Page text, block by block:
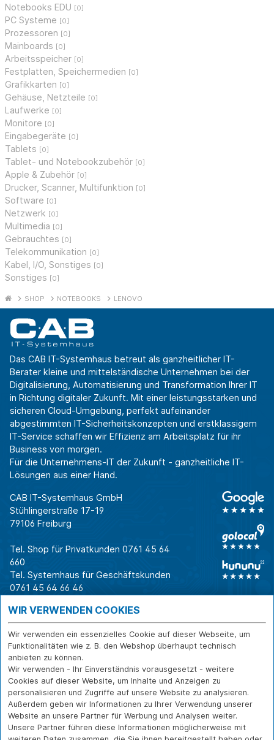
Notebooks EDU [0]
PC Systeme [0]
Prozessoren [0]
Mainboards [0]
Arbeitsspeicher [0]
Festplatten, Speichermedien [0]
Grafikkarten [0]
Gehäuse, Netzteile [0]
Laufwerke [0]
Monitore [0]
Eingabegeräte [0]
Tablets [0]
Tablet- und Notebookzubehör [0]
Apple & Zubehör [0]
Drucker, Scanner, Multifunktion [0]
Software [0]
Netzwerk [0]
Multimedia [0]
Gebrauchtes [0]
Telekommunikation [0]
Kabel, I/O, Sonstiges [0]
Sonstiges [0]
SHOP NOTEBOOKS LENOVO
Das CAB IT-Systemhaus betreut als ganzheitlicher IT-
Berater kleine und mittelständische Unternehmen bei der
Digitalisierung, Automatisierung und Transformation Ihrer IT
in Richtung digitaler Zukunft. Mit einer leistungsstarken und
sicheren Cloud-Umgebung, perfekt aufeinander
abgestimmten IT-Sicherheitskonzepten und erstklassigem
IT-Service schaffen wir Effizienz am Arbeitsplatz für ihr
Business von morgen.
Für die Unternehmens-IT der Zukunft - ganzheitliche IT-
Lösungen aus einer Hand.
CAB IT-Systemhaus GmbH
Stühlingerstraße 17-19
79106 Freiburg
Tel. Shop für Privatkunden 0761 45 64
660
Tel. Systemhaus für Geschäftskunden
0761 45 64 66 46
Warum CAB
Für Business-
Entscheider
Für IT-Leiter
Für Privatkunden
Erfolgsgeschichte
n
Branchen
IT für
IT-Security
IT-Infrastruktur
Softwarelösungen
WLAN-Lösungen
IT-Beratung und
Service
Reparatur
Versand- und
Zahlarten
Rücksendung und
Widerruf
Über CAB Kontakt IMPRESSUM
WIR VERWENDEN COOKIES
Wir verwenden ein essenzielles Cookie auf dieser Webseite, um
Funktionalitäten wie z. B. den Webshop überhaupt technisch
anbieten zu können.
Wir verwenden - Ihr Einverständnis vorausgesetzt - weitere
Cookies auf dieser Website, um Inhalte und Anzeigen zu
personalisieren und Zugriffe auf unsere Website zu analysieren.
Außerdem geben wir Informationen zu Ihrer Verwendung unserer
Website an unsere Partner für Werbung und Analysen weiter.
Unsere Partner führen diese Informationen möglicherweise mit